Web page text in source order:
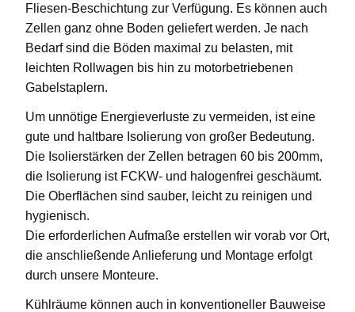
Fliesen-Beschichtung zur Verfügung. Es können auch
Zellen ganz ohne Boden geliefert werden. Je nach
Bedarf sind die Böden maximal zu belasten, mit
leichten Rollwagen bis hin zu motorbetriebenen
Gabelstaplern.
Um unnötige Energieverluste zu vermeiden, ist eine
gute und haltbare Isolierung von großer Bedeutung.
Die Isolierstärken der Zellen betragen 60 bis 200mm,
die Isolierung ist FCKW- und halogenfrei geschäumt.
Die Oberflächen sind sauber, leicht zu reinigen und
hygienisch.
Die erforderlichen Aufmaße erstellen wir vorab vor Ort,
die anschließende Anlieferung und Montage erfolgt
durch unsere Monteure.
Kühlräume können auch in konventioneller Bauweise